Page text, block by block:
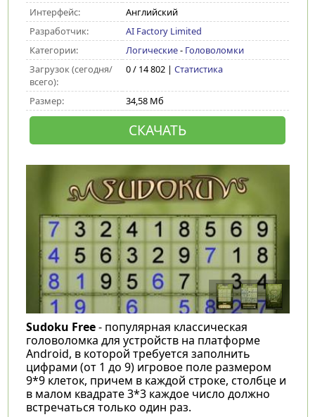
Интерфейс:
Английский
Разработчик:
AI Factory Limited
Категории:
Логические- Головоломки
Загрузок (сегодня/
всего):
0 / 14 802 | Статистика
Размер: 34,58 Мб
СКАЧАТЬ
Sudoku Free- популярная классическая
головоломка для устройств на платформе
Android, в которой требуется заполнить
цифрами (от 1 до 9) игровое поле размером
9*9 клеток, причем в каждой строке, столбце и
в малом квадрате 3*3 каждое число должно
встречаться только один раз.